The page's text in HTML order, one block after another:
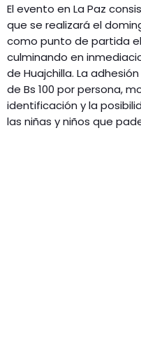
El evento en La Paz
que se realizará el
como punto de partida
culminando en
de Huajchilla. La
de Bs 100 por persona,
identificación y la
las niñas y niños que